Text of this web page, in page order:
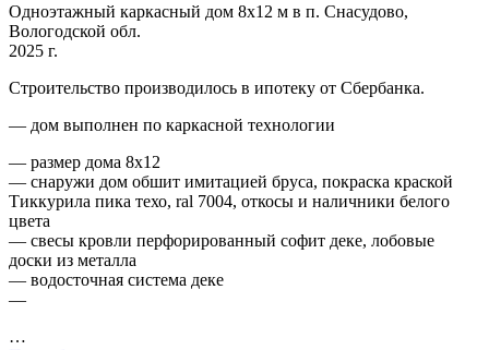
Одноэтажный каркасный дом 8х12 м в п. Снасудово,
Вологодской обл.
2025 г.
Строительство производилось в ипотеку от Сбербанка.
— дом выполнен по каркасной технологии
— размер дома 8х12
— снаружи дом обшит имитацией бруса, покраска краской
Тиккурила пика техо, ral 7004, откосы и наличники белого
цвета
— свесы кровли перфорированный софит деке, лобовые
доски из металла
— водосточная система деке
—
…